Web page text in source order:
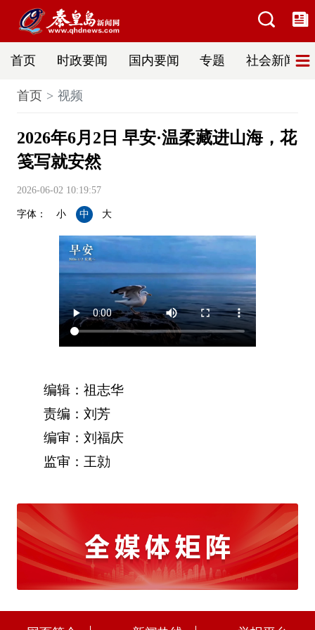
首页 时政要闻 国内要闻 专题 社会新闻
首页 视频
2026年6月2日 早安·温柔藏进山海，花
笺写就安然
2026-06-02 10:19:57
字体： 小 中 大
编辑：祖志华
责编：刘芳
编审：刘福庆
监审：王勍